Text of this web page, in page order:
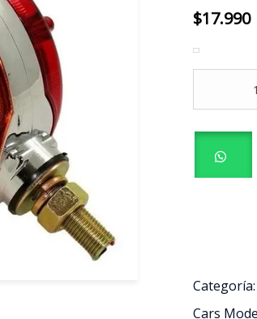
$17.990
CARA
AMBAR
ROJO
21
Categoría:
Cars